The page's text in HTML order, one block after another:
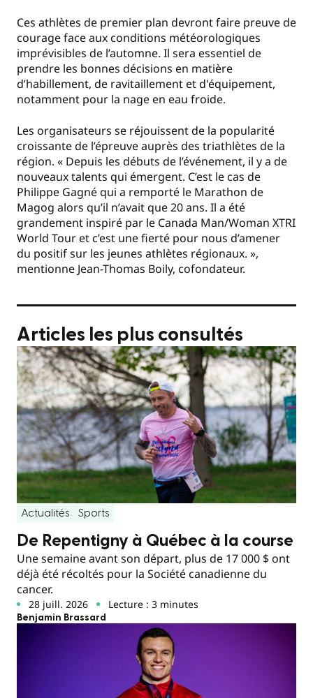
Ces athlètes de premier plan devront faire preuve de
courage face aux conditions météorologiques
imprévisibles de l’automne. Il sera essentiel de
prendre les bonnes décisions en matière
d’habillement, de ravitaillement et d'équipement,
notamment pour la nage en eau froide.
Les organisateurs se réjouissent de la popularité
croissante de l’épreuve auprès des triathlètes de la
région. « Depuis les débuts de l’événement, il y a de
nouveaux talents qui émergent. C’est le cas de
Philippe Gagné qui a remporté le Marathon de
Magog alors qu’il n’avait que 20 ans. Il a été
grandement inspiré par le Canada Man/Woman XTRI
World Tour et c’est une fierté pour nous d’amener
du positif sur les jeunes athlètes régionaux. »,
mentionne Jean-Thomas Boily, cofondateur.
Articles les plus consultés
Actualités Sports
De Repentigny à Québec à la course
Une semaine avant son départ, plus de 17 000 $ ont
déjà été récoltés pour la Société canadienne du
cancer.
28 juill. 2026 Lecture : 3 minutes
Benjamin Brassard